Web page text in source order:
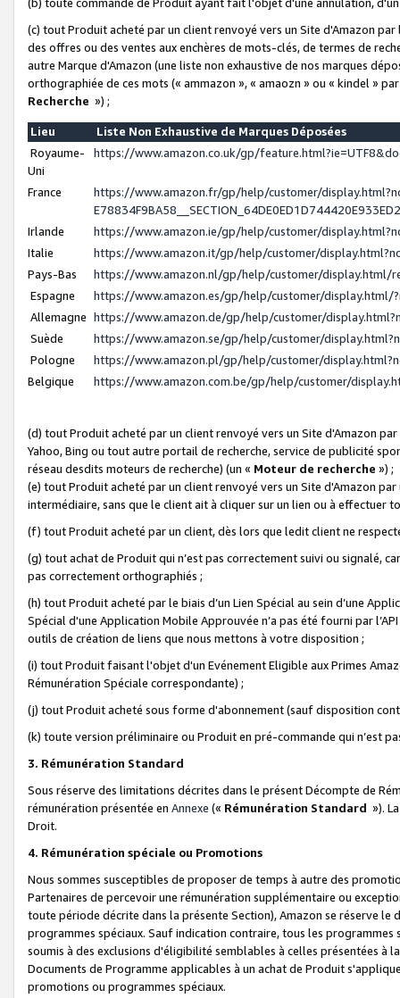
(c) tout Produit acheté par un client renvoyé vers un Site d'Amazon
des offres ou des ventes aux enchères de mots-clés, de termes de
autre Marque d'Amazon (une liste non exhaustive de nos marques
orthographiée de ces mots (« ammazon », « amaozn » ou « kindel »
Recherche ») ;
Lieu
Liste Non Exhaustive de Marques Déposées
Royaume-
Uni
https://www.amazon.co.uk/gp/
France
https://www.amazon.fr/gp/help/customer/
Irlande
https://www.amazon.ie/gp/help/customer/
Italie
https://www.amazon.it/gp/help/customer/
Pays-Bas
https://www.amazon.nl/gp/help/customer/display.html/
Espagne
https://www.amazon.es/gp/help/customer/display.html/
Allemagne https://www.amazon.de/gp/help/customer/
Suède
https://www.amazon.se/gp/help/customer/
Pologne
https://www.amazon.pl/gp/help/customer/
Belgique
https://www.amazon.com.be/gp/help/customer/
(d) tout Produit acheté par un client renvoyé vers un Site d'Amazon
Yahoo, Bing ou tout autre portail de recherche, service de publicité
réseau desdits moteurs de recherche) (un « Moteur de recherche ») ;
(e) tout Produit acheté par un client renvoyé vers un Site d'Amazon
intermédiaire, sans que le client ait à cliquer sur un lien ou à
(f) tout Produit acheté par un client, dès lors que ledit client ne
(g) tout achat de Produit qui n’est pas correctement suivi ou signalé,
pas correctement orthographiés ;
(h) tout Produit acheté par le biais d’un Lien Spécial au sein d’une
Spécial d'une Application Mobile Approuvée n’a pas été fourni par
outils de création de liens que nous mettons à votre disposition ;
(i) tout Produit faisant l'objet d'un Evénement Eligible aux Primes
Rémunération Spéciale correspondante) ;
(j) tout Produit acheté sous forme d'abonnement (sauf disposition
(k) toute version préliminaire ou Produit en pré-commande qui n’est
3. Rémunération Standard
Sous réserve des limitations décrites dans le présent Décompte de
rémunération présentée en Annexe (« Rémunération Standard »).
Droit.
4. Rémunération spéciale ou Promotions
Nous sommes susceptibles de proposer de temps à autre des
Partenaires de percevoir une rémunération supplémentaire ou
toute période décrite dans la présente Section), Amazon se réserve
programmes spéciaux. Sauf indication contraire, tous les
soumis à des exclusions d'éligibilité semblables à celles présentées à
Documents de Programme applicables à un achat de Produit
promotions ou programmes spéciaux.